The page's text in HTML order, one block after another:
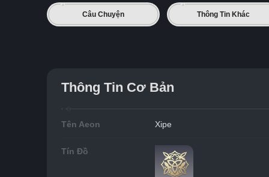
Câu Chuyện Thông Tin Khác
Thông Tin Cơ Bản
Tên Aeon Xipe
Tín Đồ